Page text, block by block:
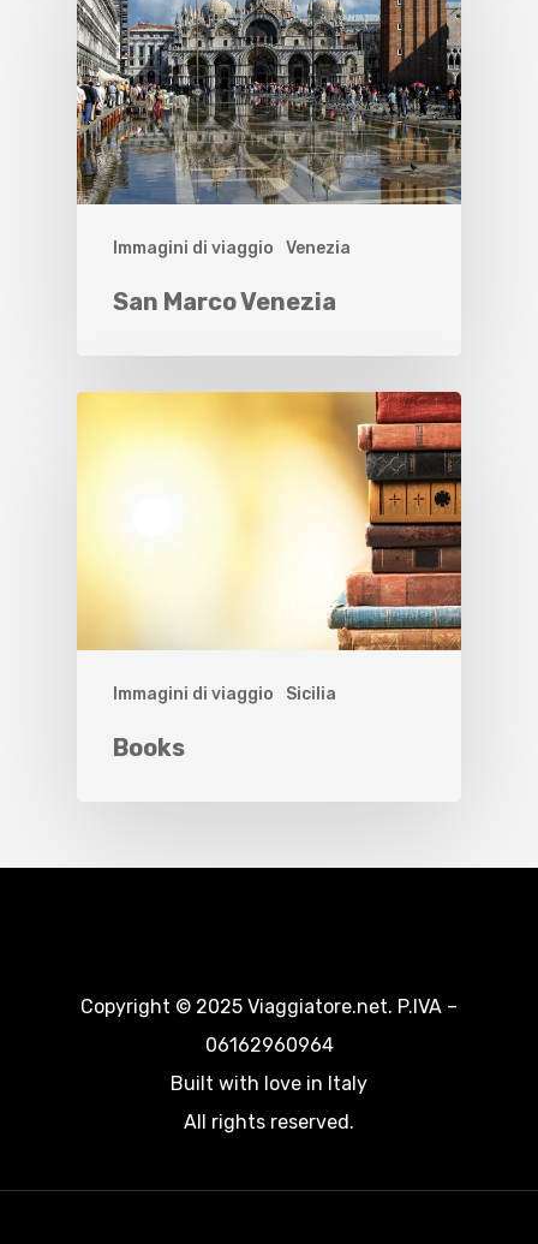
Immagini di viaggio Venezia
San Marco Venezia
Immagini di viaggio Sicilia
Books
Copyright © 2025 Viaggiatore.net. P.IVA –
06162960964
Built with love in Italy
All rights reserved.